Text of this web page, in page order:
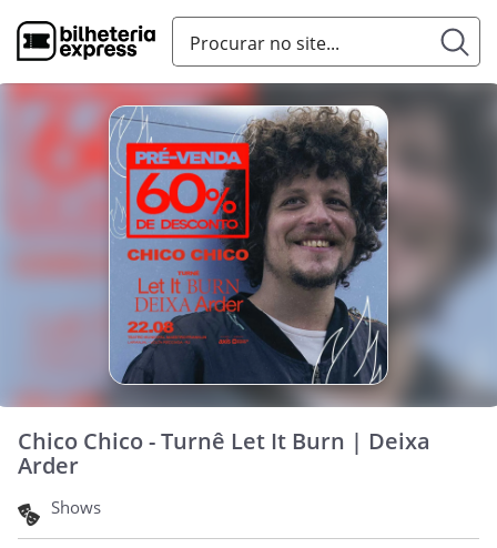
Chico Chico - Turnê Let It Burn | Deixa
Arder
Shows